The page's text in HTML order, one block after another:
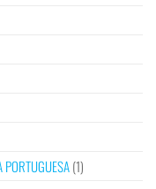
PORTUGUESA(1)